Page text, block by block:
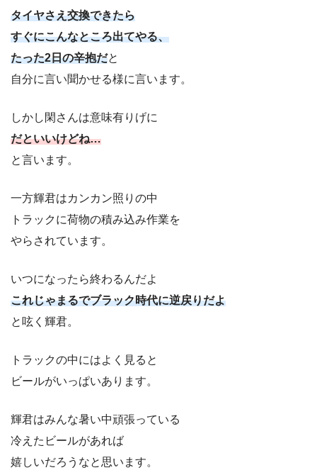
タイヤさえ交換できたら
すぐにこんなところ出てやる、
たった2日の辛抱だと
自分に言い聞かせる様に言います。
しかし閑さんは意味有りげに
だといいけどね…
と言います。
一方輝君はカンカン照りの中
トラックに荷物の積み込み作業を
やらされています。
いつになったら終わるんだよ
これじゃまるでブラック時代に逆戻りだよ
と呟く輝君。
トラックの中にはよく見ると
ビールがいっぱいあります。
輝君はみんな暑い中頑張っている
冷えたビールがあれば
嬉しいだろうなと思います。